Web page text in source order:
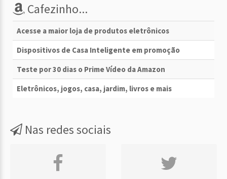
Cafezinho...
Acesse a maior loja de produtos eletrônicos
Dispositivos de Casa Inteligente em promoção
Teste por 30 dias o Prime Vídeo da Amazon
Eletrônicos, jogos, casa, jardim, livros e mais
Nas redes sociais